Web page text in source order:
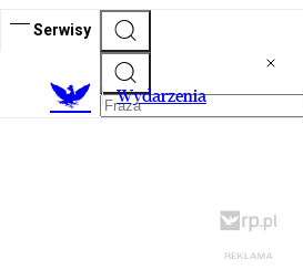
Serwisy
Wydarzenia